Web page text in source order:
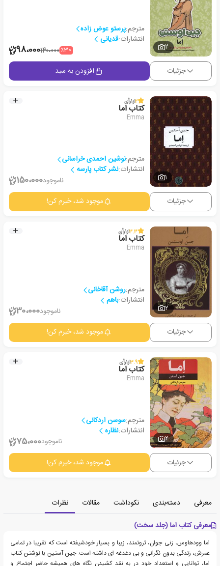
2
مترجم:پرستو عوض زاده
انتشارات:قدیانی
٪30140،00098،000
جزئیات افزودن به سبد
1
2از1رأی
کتاب اما
Emma
مترجم:نوشین احمدی خراسانی
انتشارات:نشر کتاب پارسه
ناموجود150،000
جزئیات موجود شد، خبرم کن!
2
3.3از1رأی
کتاب اما
Emma
مترجم:روشن آقاخانی
انتشارات:باهم
ناموجود30،000
جزئیات موجود شد، خبرم کن!
2
3.9از1رأی
کتاب اما
Emma
مترجم:سوسن اردکانی
انتشارات:نظاره
ناموجود75،000
جزئیات موجود شد، خبرم کن!
معرفی دسته‌بندی نکوداشت مقالات
نظرات
معرفی کتاب اما (جلد سخت)
اما وودهاوس، زنی جوان، ثروتمند، زیبا و بسیار خودشیفته است که تقریبا در تمامی
عمرش، زندگی بدون نگرانی و بی دغدغه ای داشته است. جین آستین با نوشتن کتاب
اما، توانایی و استعداد خود در به نقد کشیدن نگاه های همیشه حاضر اجتماع و